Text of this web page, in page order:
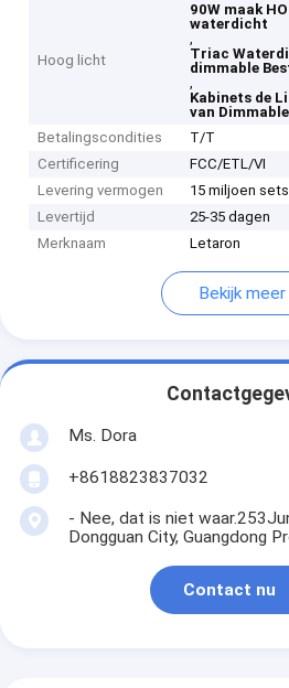
Hoog licht
90W maak
waterdicht
,
Triac
dimmable
,
Kabinets de
van Dimmable
Betalingscondities
T/T
Certificering
FCC/ETL/VI
Levering vermogen
15 miljoen
Levertijd
25-35 dagen
Merknaam
Letaron
Bekijk meer
Ms. Dora
+8618823837032
- Nee, dat is niet
Dongguan City, Guangdong
Contact nu